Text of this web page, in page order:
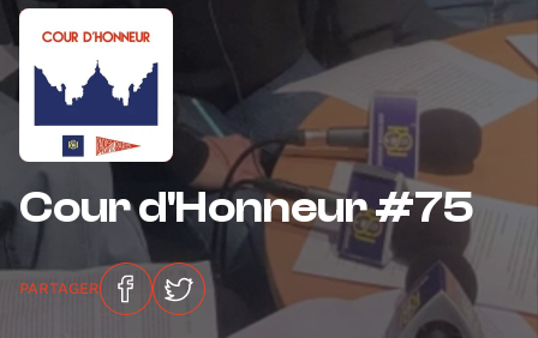
Cour d'Honneur #75
PARTAGER